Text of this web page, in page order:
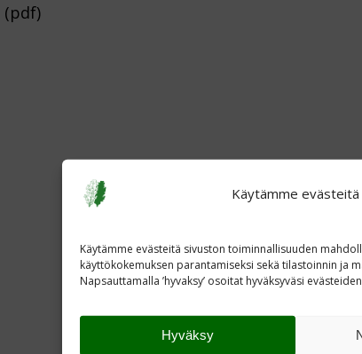
Käytämme evästeitä
Käytämme evästeitä sivuston toiminnallisuuden
käyttökokemuksen parantamiseksi sekä tilastoinnin ja
Napsauttamalla ’hyvaksy’ osoitat hyväksyväsi
Hyväksy
(pdf)